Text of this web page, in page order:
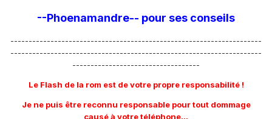
--Phoenamandre-- pour ses conseils
---------------------------------------------------------------------
---------------------------------------------------------------------
-----------------------------------
Le Flash de la rom est de votre propre responsabilité !
Je ne puis être reconnu responsable pour tout dommage
causé à votre téléphone...